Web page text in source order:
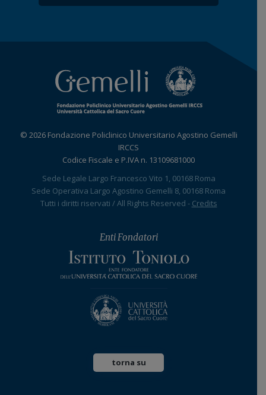
© 2026 Fondazione Policlinico Universitario Agostino Gemelli
IRCCS
Codice Fiscale e P.IVA n. 13109681000
Sede Legale Largo Francesco Vito 1, 00168 Roma
Sede Operativa Largo Agostino Gemelli 8, 00168 Roma
Tutti i diritti riservati / All Rights Reserved - Credits
Enti Fondatori
torna su